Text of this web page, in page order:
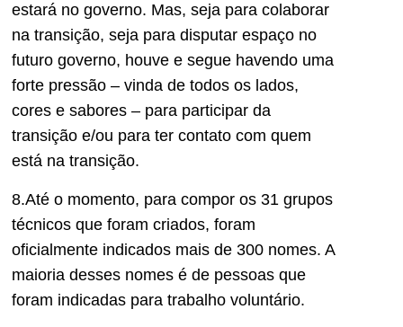
estará no governo. Mas, seja para colaborar
na transição, seja para disputar espaço no
futuro governo, houve e segue havendo uma
forte pressão – vinda de todos os lados,
cores e sabores – para participar da
transição e/ou para ter contato com quem
está na transição.
8.Até o momento, para compor os 31 grupos
técnicos que foram criados, foram
oficialmente indicados mais de 300 nomes. A
maioria desses nomes é de pessoas que
foram indicadas para trabalho voluntário.